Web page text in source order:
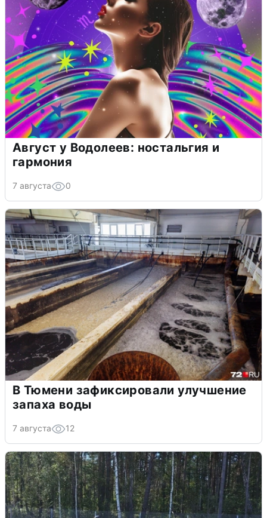
Август у Водолеев: ностальгия и
гармония
7 августа 0
В Тюмени зафиксировали улучшение
запаха воды
7 августа 12